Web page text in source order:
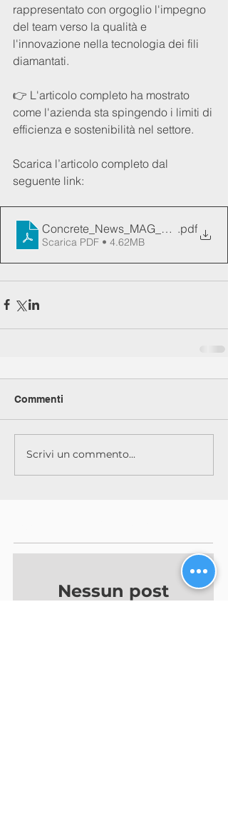
rappresentato con orgoglio l'impegno
del team verso la qualità e
l'innovazione nella tecnologia dei fili
diamantati.
👉 L'articolo completo ha mostrato
come l'azienda sta spingendo i limiti di
efficienza e sostenibilità nel settore.
Scarica l’articolo completo dal
seguente link:
Concrete_News_MAG_2024.pdf
Scarica PDF • 4.62MB
Commenti
Scrivi un commento...
Nessun post